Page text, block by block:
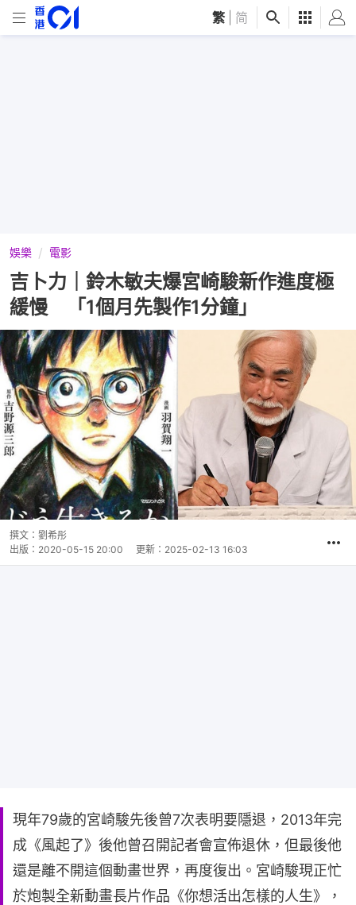
繁 简
娛樂 電影
吉卜力｜鈴木敏夫爆宮崎駿新作進度極
緩慢 「1個月先製作1分鐘」
撰文： 劉希彤
出版： 2020-05-15 20:00 更新： 2025-02-13 16:03
現年79歲的宮崎駿先後曾7次表明要隱退，2013年完
成《風起了》後他曾召開記者會宣佈退休，但最後他
還是離不開這個動畫世界，再度復出。宮崎駿現正忙
於炮製全新動畫長片作品《你想活出怎樣的人生》，